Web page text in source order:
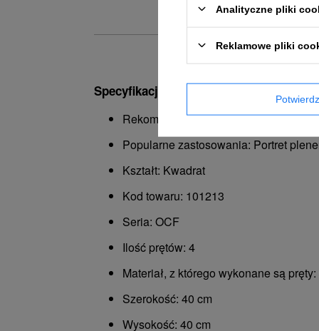
Specyfikacja:
Rekomendowane do: Główne
Popularne zastosowania: Portret
Kształt: Kwadrat
Kod towaru: 101213
Seria: OCF
Ilość prętów: 4
Materiał, z którego wykonane są pręty:
Szerokość: 40 cm
Wysokość: 40 cm
Analityczne pliki
Reklamowe pliki